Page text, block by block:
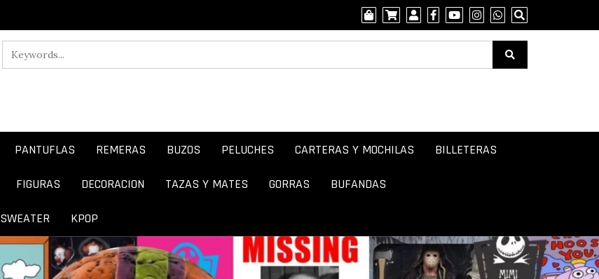
PANTUFLAS REMERAS BUZOS PELUCHES CARTERAS Y MOCHILAS BILLETERAS
FIGURAS DECORACION TAZAS Y MATES GORRAS BUFANDAS
SWEATER KPOP